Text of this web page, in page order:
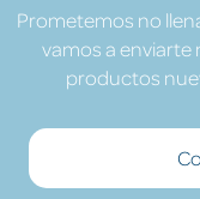
Prometemos no
vamos a enviarte
productos